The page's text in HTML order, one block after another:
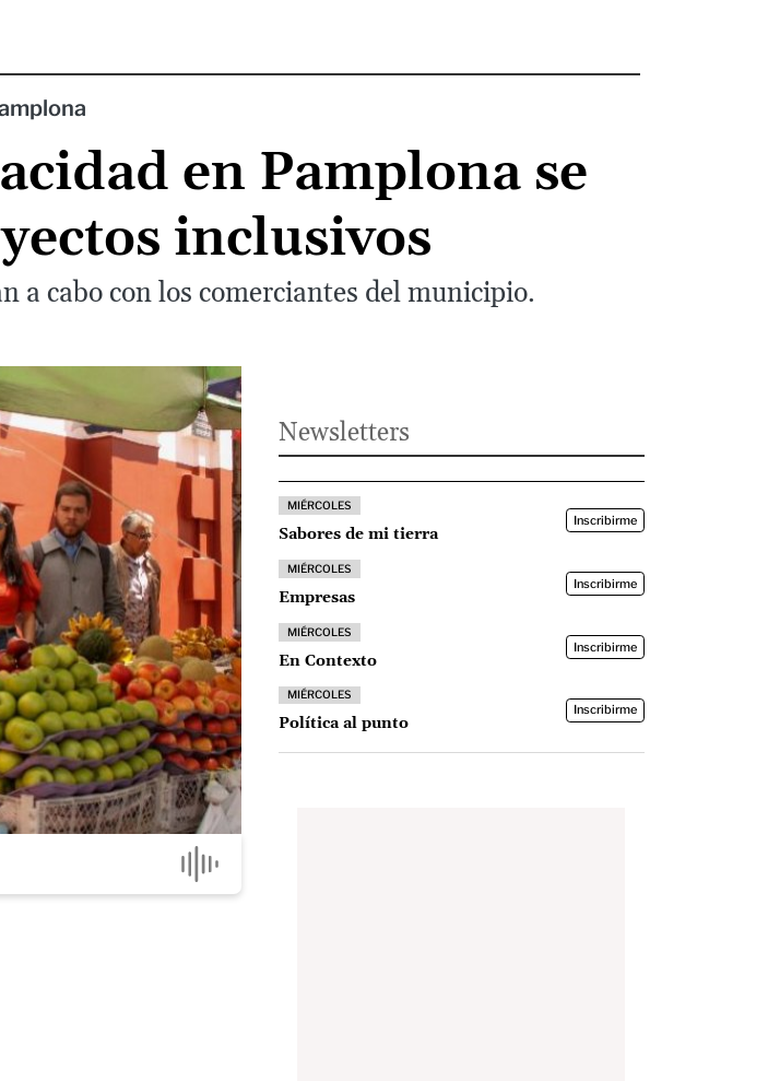
en Pamplona se
inclusivos
a cabo con los comerciantes del municipio.
Newsletters
MIÉRCOLES
Sabores de mi tierra
Inscribirme
MIÉRCOLES
Empresas
Inscribirme
MIÉRCOLES
En Contexto
Inscribirme
MIÉRCOLES
Política al punto
Inscribirme